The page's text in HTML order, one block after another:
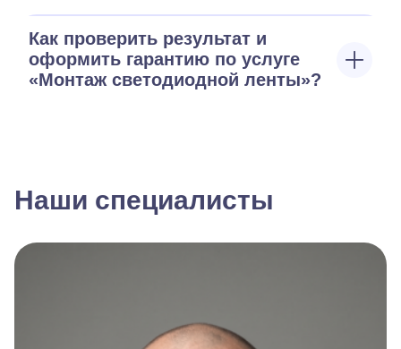
Как проверить результат и
оформить гарантию по услуге
«Монтаж светодиодной ленты»?
Наши специалисты